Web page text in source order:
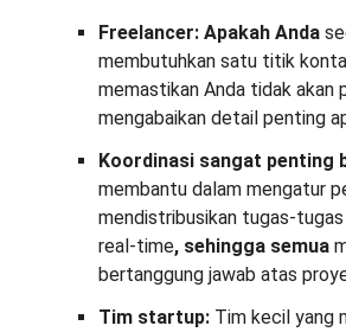
Freelancer: Apakah Anda
membutuhkan satu titik
memastikan Anda tidak
mengabaikan detail penting
Koordinasi sangat penting
membantu dalam mengatur
mendistribusikan tugas-
real-time, sehingga semua
bertanggung jawab atas
Tim startup: Tim kecil yang